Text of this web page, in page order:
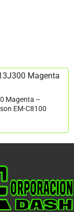
Magenta –
EM-C8100